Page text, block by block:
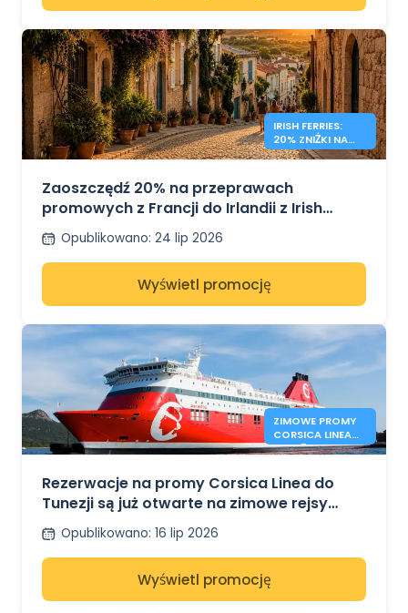
IRISH FERRIES:
20% ZNIŻKI NA
LOTY FRANCJA –
Zaoszczędź 20% na przeprawach
promowych z Francji do Irlandii z Irish
Ferries
Opublikowano: 24 lip 2026
Wyświetl promocję
ZIMOWE PROMY
CORSICA LINEA
POMIĘDZY
TUNISEM
Rezerwacje na promy Corsica Linea do
Tunezji są już otwarte na zimowe rejsy
między Marsylią a Tunisem
Opublikowano: 16 lip 2026
Wyświetl promocję